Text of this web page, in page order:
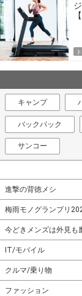
キャンプ
バックパック
サンコー
進撃の背徳メシ
梅雨モノグランプリ
今どきメンズは外見も
IT/モバイル
クルマ/乗り物
ファッション